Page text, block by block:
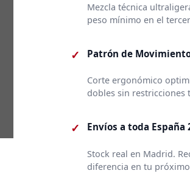
Mezcla técnica
peso mínimo en el
✓ Patrón de
Corte ergonómico
dobles sin restricciones
✓ Envíos a toda España
Stock real en Madrid.
diferencia en tu